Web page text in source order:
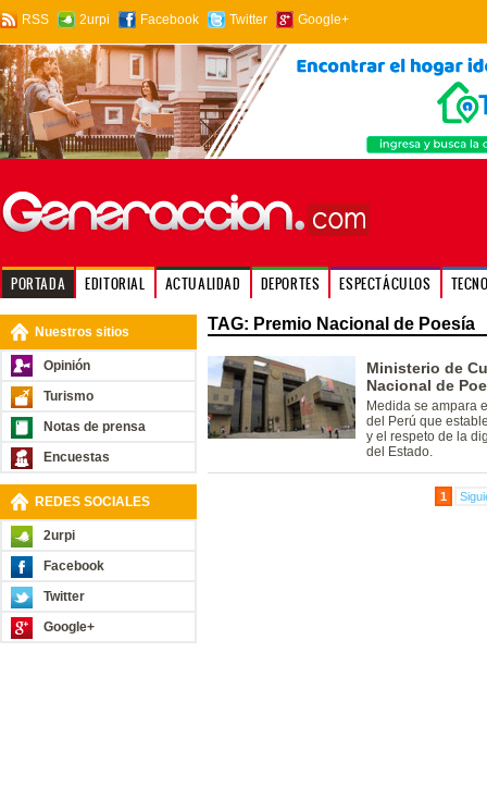
RSS 2urpi Facebook Twitter Google+
PORTADA EDITORIAL ACTUALIDAD DEPORTES ESPECTÁCULOS
Nuestros sitios
Opinión
Turismo
Notas de prensa
Encuestas
REDES SOCIALES
2urpi
Facebook
Twitter
Google+
TAG: Premio Nacional de Poesía
Ministerio de
Nacional de
Medida se ampara
del Perú que
y el respeto de la
del Estado.
1